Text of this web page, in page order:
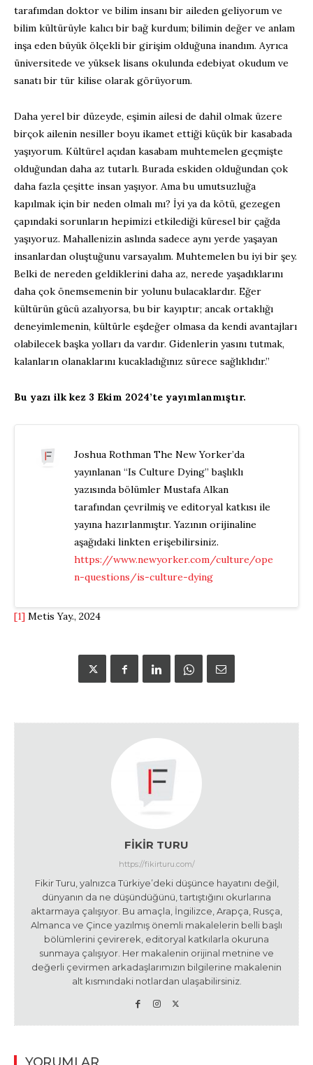
tarafımdan doktor ve bilim insanı bir aileden geliyorum ve
bilim kültürüyle kalıcı bir bağ kurdum; bilimin değer ve anlam
inşa eden büyük ölçekli bir girişim olduğuna inandım. Ayrıca
üniversitede ve yüksek lisans okulunda edebiyat okudum ve
sanatı bir tür kilise olarak görüyorum.
Daha yerel bir düzeyde, eşimin ailesi de dahil olmak üzere
birçok ailenin nesiller boyu ikamet ettiği küçük bir kasabada
yaşıyorum. Kültürel açıdan kasabam muhtemelen geçmişte
olduğundan daha az tutarlı. Burada eskiden olduğundan çok
daha fazla çeşitte insan yaşıyor. Ama bu umutsuzluğa
kapılmak için bir neden olmalı mı? İyi ya da kötü, gezegen
çapındaki sorunların hepimizi etkilediği küresel bir çağda
yaşıyoruz. Mahallenizin aslında sadece aynı yerde yaşayan
insanlardan oluştuğunu varsayalım. Muhtemelen bu iyi bir şey.
Belki de nereden geldiklerini daha az, nerede yaşadıklarını
daha çok önemsemenin bir yolunu bulacaklardır. Eğer
kültürün gücü azalıyorsa, bu bir kayıptır; ancak ortaklığı
deneyimlemenin, kültürle eşdeğer olmasa da kendi avantajları
olabilecek başka yolları da vardır. Gidenlerin yasını tutmak,
kalanların olanaklarını kucakladığınız sürece sağlıklıdır.”
Bu yazı ilk kez 3 Ekim 2024’te yayımlanmıştır.
Joshua Rothman The New Yorker’da
yayınlanan “Is Culture Dying” başlıklı
yazısında bölümler Mustafa Alkan
tarafından çevrilmiş ve editoryal katkısı ile
yayına hazırlanmıştır. Yazının orijinaline
aşağıdaki linkten erişebilirsiniz.
https://www.newyorker.com/culture/ope
n-questions/is-culture-dying
[1] Metis Yay., 2024
FIKIR TURU
https://fikirturu.com/
Fikir Turu, yalnızca Türkiye’deki düşünce hayatını değil,
dünyanın da ne düşündüğünü, tartıştığını okurlarına
aktarmaya çalışıyor. Bu amaçla, İngilizce, Arapça, Rusça,
Almanca ve Çince yazılmış önemli makalelerin belli başlı
bölümlerini çevirerek, editoryal katkılarla okuruna
sunmaya çalışıyor. Her makalenin orijinal metnine ve
değerli çevirmen arkadaşlarımızın bilgilerine makalenin
alt kısmındaki notlardan ulaşabilirsiniz.